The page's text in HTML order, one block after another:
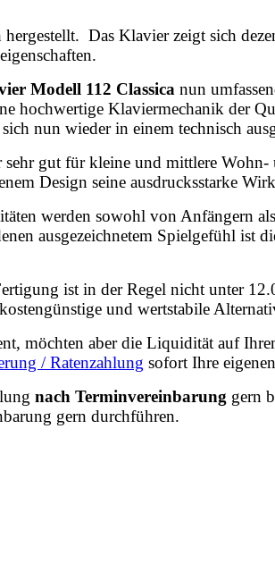
Das Klavier zeigt sich
Modell 112 Classica nun
hochwertige Klaviermechanik der
nun wieder in einem technisch
gut für kleine und mittlere
Design seine ausdrucksstarke
werden sowohl von Anfängern
ausgezeichnetem Spielgefühl ist
ist in der Regel nicht unter
und wertstabile
möchten aber die Liquidität auf
/ Ratenzahlung sofort Ihre
nach Terminvereinbarung gern
gern durchführen.